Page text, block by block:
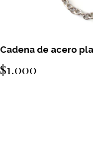
Cadena de acero
$1.000